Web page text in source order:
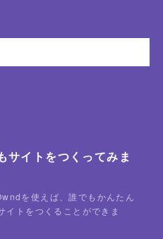
サイトをつくってみま
を使えば、誰でもかんたん
イトをつくることができま